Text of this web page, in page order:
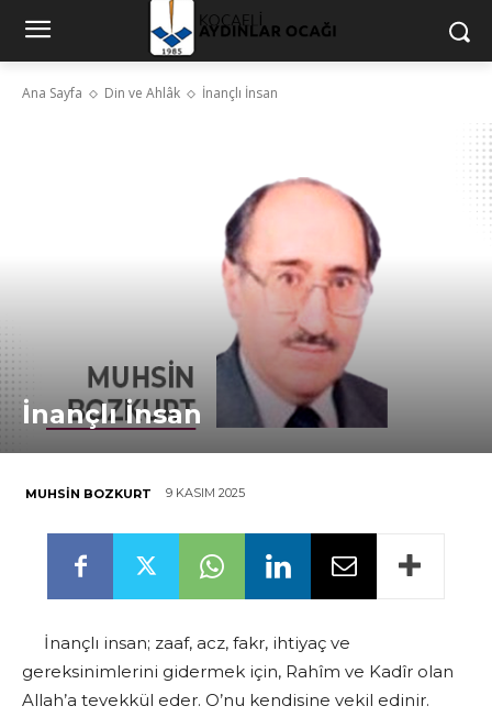
Ana Sayfa Din ve Ahlâk İnançlı İnsan
İnançlı İnsan
MUHSIN BOZKURT 9 KASIM 2025
İnançlı insan; zaaf, acz, fakr, ihtiyaç ve
gereksinimlerini gidermek için, Rahîm ve Kadîr olan
Allah’a tevekkül eder. O’nu kendisine vekil edinir.